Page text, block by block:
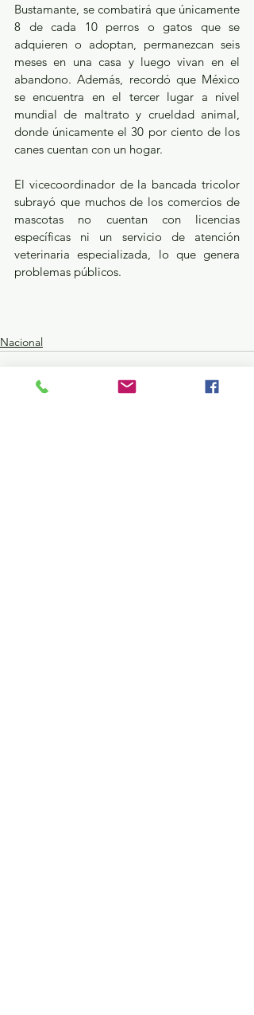
Bustamante, se combatirá que únicamente
8 de cada 10 perros o gatos que se
adquieren o adoptan, permanezcan seis
meses en una casa y luego vivan en el
abandono. Además, recordó que México
se encuentra en el tercer lugar a nivel
mundial de maltrato y crueldad animal,
donde únicamente el 30 por ciento de los
canes cuentan con un hogar.
El vicecoordinador de la bancada tricolor
subrayó que muchos de los comercios de
mascotas no cuentan con licencias
específicas ni un servicio de atención
veterinaria especializada, lo que genera
problemas públicos.
Nacional